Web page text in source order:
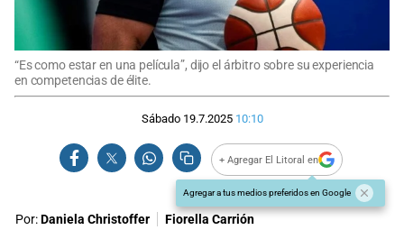
“Es como estar en una película”, dijo el árbitro sobre su experiencia
en competencias de élite.
Sábado 19.7.2025 10:10
+ Agregar El Litoral en
Agregar a tus medios preferidos en Google
Por:Daniela Christoffer Fiorella Carrión